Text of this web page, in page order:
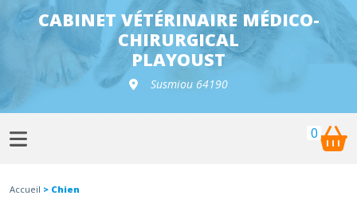
CABINET VÉTÉRINAIRE MÉDICO-
CHIRURGICAL
PLAYOUST
Susmiou 64190
0
Accueil > Chien